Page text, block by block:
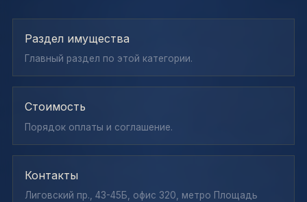
Раздел имущества
Главный раздел по этой категории.
Стоимость
Порядок оплаты и соглашение.
Контакты
Лиговский пр., 43-45Б, офис 320, метро Площадь